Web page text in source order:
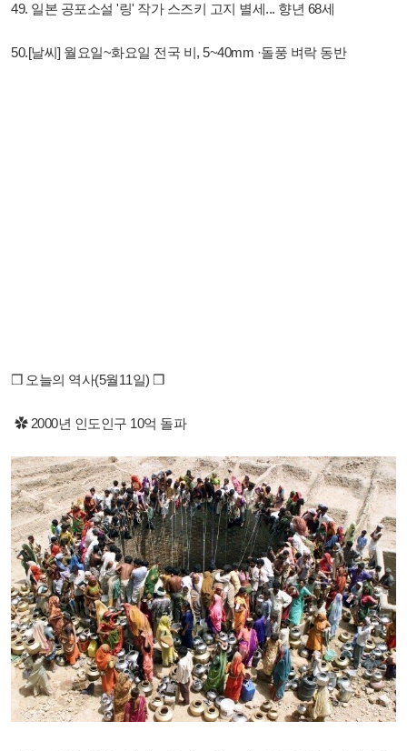
49. 일본 공포소설 '링' 작가 스즈키 고지 별세... 향년 68세
50.[날씨] 월요일~화요일 전국 비, 5~40mm ·돌풍 벼락 동반
❒ 오늘의 역사(5월11일) ❒
✿ 2000년 인도인구 10억 돌파